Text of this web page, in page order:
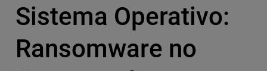
Sistema Operativo:
Ransomware no